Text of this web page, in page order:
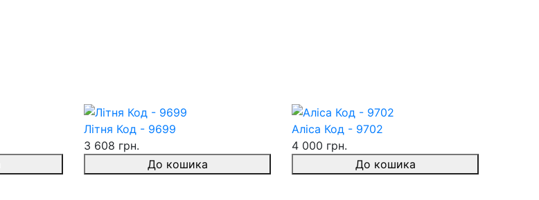
Літня Код - 9699
3 608 грн.
До кошика
Аліса Код - 9702
4 000 грн.
До кошика